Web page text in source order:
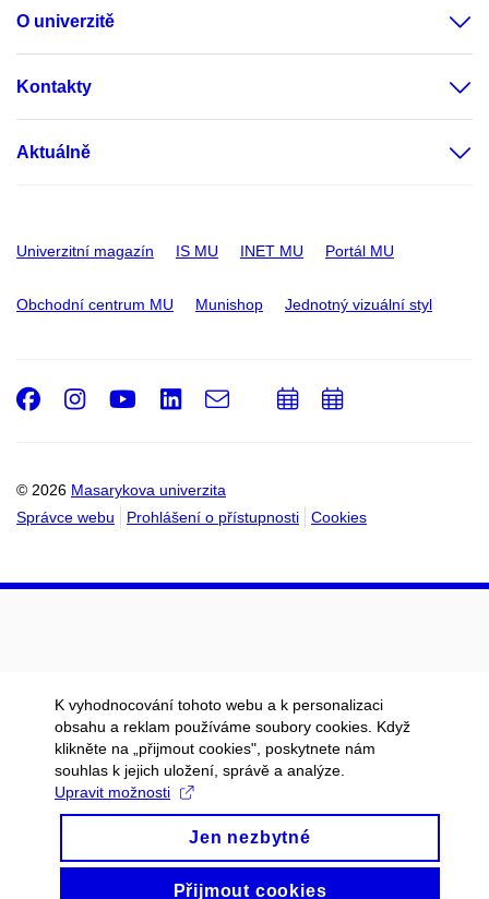
O univerzitě
Kontakty
Aktuálně
Univerzitní magazín IS MU INET MU Portál MU
Obchodní centrum MU Munishop Jednotný vizuální styl
© 2026 Masarykova univerzita
Správce webu
Prohlášení o přístupnosti Cookies
Facebook
Instagram
Youtube
LinkedIn
e-
Email
PřidatPřidat
K vyhodnocování tohoto webu a k personalizaci
obsahu a reklam používáme soubory cookies. Když
klikněte na „přijmout cookies", poskytnete nám
souhlas k jejich uložení, správě a analýze.
Upravit možnosti
Jen nezbytné
Přijmout cookies